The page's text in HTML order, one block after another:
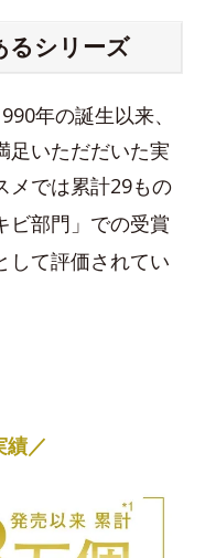
るシリーズ
年の誕生以来、
足いただだいた実
メでは累計29もの
ビ部門」での受賞
して評価されてい
績／